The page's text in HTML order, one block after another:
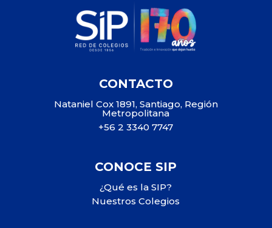
CONTACTO
Nataniel Cox 1891, Santiago, Región
Metropolitana
+56 2 3340 7747
CONOCE SIP
¿Qué es la SIP?
Nuestros Colegios